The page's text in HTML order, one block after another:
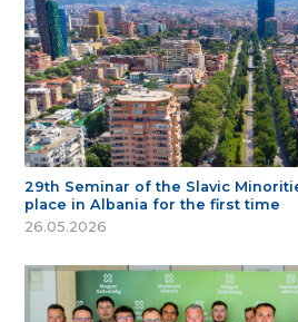
29th Seminar of the Slavic
place in Albania for the first time
26.05.2026